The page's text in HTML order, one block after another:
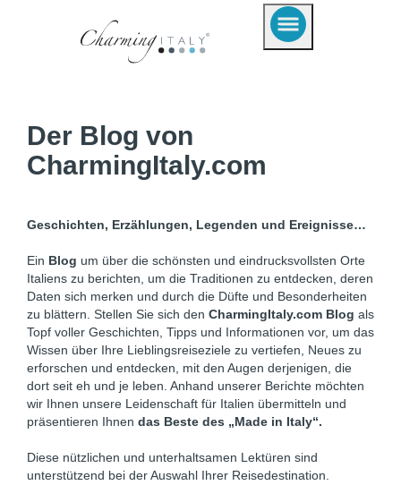
Der Blog von
CharmingItaly.com
Geschichten, Erzählungen, Legenden und Ereignisse…
Ein Blog um über die schönsten und eindrucksvollsten Orte
Italiens zu berichten, um die Traditionen zu entdecken, deren
Daten sich merken und durch die Düfte und Besonderheiten
zu blättern. Stellen Sie sich den CharmingItaly.com Blog als
Topf voller Geschichten, Tipps und Informationen vor, um das
Wissen über Ihre Lieblingsreiseziele zu vertiefen, Neues zu
erforschen und entdecken, mit den Augen derjenigen, die
dort seit eh und je leben. Anhand unserer Berichte möchten
wir Ihnen unsere Leidenschaft für Italien übermitteln und
präsentieren Ihnen das Beste des „Made in Italy“.
Diese nützlichen und unterhaltsamen Lektüren sind
unterstützend bei der Auswahl Ihrer Reisedestination.